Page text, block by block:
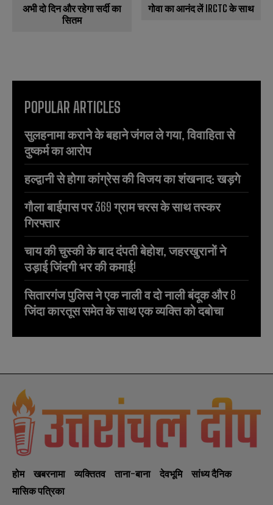
अभी दो दिन और रहेगा सर्दी का
सितम
गोवा का आनंद लें IRCTC के साथ
POPULAR ARTICLES
सुलहनामा कराने के बहाने जंगल ले गया, विवाहिता से
दुष्कर्म का आरोप
हल्द्वानी से होगा कांग्रेस की विजय का शंखनाद: खड़गे
गौला बाईपास पर 369 ग्राम चरस के साथ तस्कर
गिरफ्तार
चाय की चुस्की के बाद दंपती बेहोश, जहरखुरानों ने
उड़ाई जिंदगी भर की कमाई!
सितारगंज पुलिस ने एक नाली व दो नाली बंदूक और 8
जिंदा कारतूस समेत के साथ एक व्यक्ति को दबोचा
होम खबरनामा व्यक्तितव ताना-बाना देवभूमि
सांध्य दैनिक
मासिक पत्रिका